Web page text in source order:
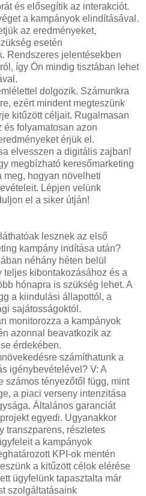
és elősegítik az interakciót.
a kampányok elindításával.
az eredményeket,
esetén
Rendszeres jelentésekben
így Ön mindig tisztában lehet
dolgozik. Számunkra
ezért mindent megteszünk
kitűzött céljait. Rugalmasan
folyamatosan azon
érjük el.
elvesszen a digitális zajban!
megbízható keresőmarketing
meg, hogyan növelheti
Lépjen velünk
el a siker útján!
lesznek az első
kampány indítása után?
néhány héten belül
teljes kibontakozásához és a
hónapra is szükség lehet. A
a kiindulási állapottól, a
sajátosságoktól.
monitorozza a kampányok
azonnal beavatkozik az
érdekében.
számíthatunk a
igénybevételével? V: A
számos tényezőtől függ, mint
a piaci verseny intenzitása
Általános garanciát
egyedi. Ugyanakkor
transzparens, részletes
a kampányok
KPI-ok mentén
a kitűzött célok elérése
ügyfelünk tapasztalta már
szolgáltatásaink